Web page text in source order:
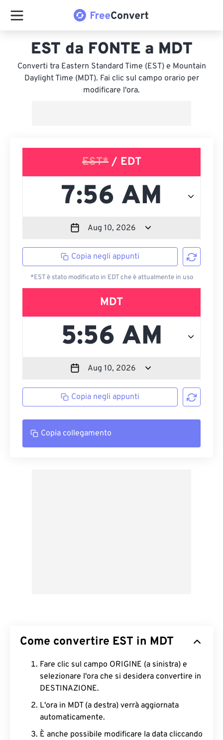
EST da FONTE a MDT
Converti tra Eastern Standard Time (EST) e Mountain
Daylight Time (MDT). Fai clic sul campo orario per
modificare l'ora.
EST*/ EDT
Copia negli appunti
*EST è stato modificato in EDT che è attualmente in uso
MDT
Copia negli appunti
Copia collegamento
Come convertire EST in MDT
Fare clic sul campo ORIGINE (a sinistra) e
selezionare l'ora che si desidera convertire in
DESTINAZIONE.
L'ora in MDT (a destra) verrà aggiornata
automaticamente.
È anche possibile modificare la data cliccando